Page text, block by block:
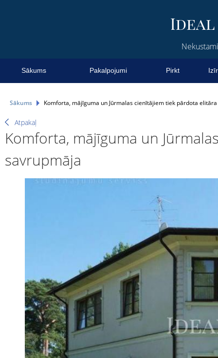
Sākums Pakalpojumi Pirkt
Sākums Komforta, mājīguma un Jūrmalas cienītājiem tiek pārdota
Atpakaļ
Komforta, mājīguma un
savrupmāja